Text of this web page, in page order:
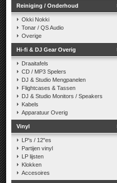
Reiniging / Onderhoud
Okki Nokki
Tonar / QS Audio
Overige
Hi-fi & DJ Gear Overig
Draaitafels
CD / MP3 Spelers
DJ & Studio Mengpanelen
Flightcases & Tassen
DJ & Studio Monitors / Speakers
Kabels
Apparatuur Overig
Vinyl
LP's / 12"es
Partijen vinyl
LP lijsten
Klokken
Accesoires